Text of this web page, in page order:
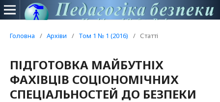
Головна / Архіви / Том 1 № 1 (2016) / Статті
ПІДГОТОВКА МАЙБУТНІХ
ФАХІВЦІВ СОЦІОНОМІЧНИХ
СПЕЦІАЛЬНОСТЕЙ ДО БЕЗПЕКИ